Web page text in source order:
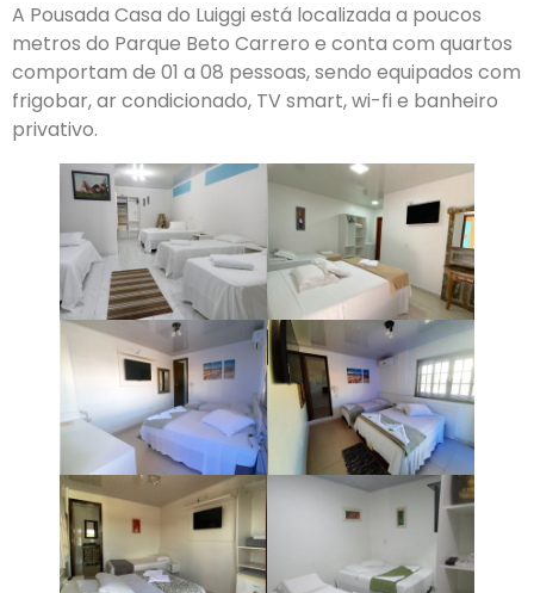
A Pousada Casa do Luiggi está localizada a poucos
metros do Parque Beto Carrero e conta com quartos
comportam de 01 a 08 pessoas, sendo equipados com
frigobar, ar condicionado, TV smart, wi-fi e banheiro
privativo.